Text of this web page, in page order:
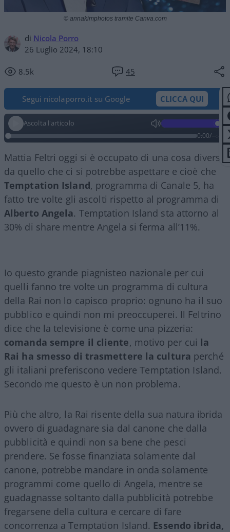
di Nicola Porro
26 Luglio 2024, 18:10
8.5k 45
© annakimphotos tramite Canva.com
Segui nicolaporro.it su Google CLICCA QUI
Ascolta l'articolo
0:00/--:--
Mattia Feltri oggi si è occupato di una cosa diversa
da quello che ci si potrebbe aspettare e cioè che
Temptation Island, programma di Canale 5, ha
fatto tre volte gli ascolti rispetto al programma di
Alberto Angela. Temptation Island sta attorno al
30% di share mentre Angela si ferma all’11%.
Io questo grande piagnisteo nazionale per cui
quelli fanno tre volte un programma di cultura
della Rai non lo capisco proprio: ognuno ha il suo
pubblico e quindi non mi preoccuperei. Il Feltrino
dice che la televisione è come una pizzeria:
comanda sempre il cliente, motivo per cui la
Rai ha smesso di trasmettere la cultura perché
gli italiani preferiscono vedere Temptation Island.
Secondo me questo è un non problema.
Più che altro, la Rai risente della sua natura ibrida
ovvero di guadagnare sia dal canone che dalla
pubblicità e quindi non sa bene che pesci
prendere. Se fosse finanziata solamente dal
canone, potrebbe mandare in onda solamente
programmi come quello di Angela, mentre se
guadagnasse soltanto dalla pubblicità potrebbe
fregarsene della cultura e cercare di fare
concorrenza a Temptation Island. Essendo ibrida,